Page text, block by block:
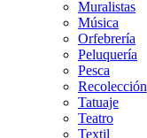
Muralistas
Música
Orfebrería
Peluquería
Pesca
Recolección
Tatuaje
Teatro
Textil